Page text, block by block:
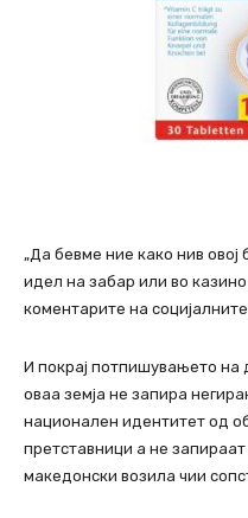
„Да бевме ние како нив овој
идел на забар или во казино
коментарите на
И покрај потпишувањето на
оваа земја не запира
национален идентитет од
претставници а не
македонски возила чии